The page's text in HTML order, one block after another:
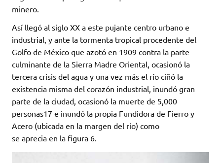
minero.
Así llegó al siglo XX a este pujante centro urbano e
industrial, y ante la tormenta tropical procedente del
Golfo de México que azotó en 1909 contra la parte
culminante de la Sierra Madre Oriental, ocasionó la
tercera crisis del agua y una vez más el río ciñó la
existencia misma del corazón industrial, inundó gran
parte de la ciudad, ocasionó la muerte de 5,000
personas17 e inundó la propia Fundidora de Fierro y
Acero (ubicada en la margen del río) como
se aprecia en la figura 6.